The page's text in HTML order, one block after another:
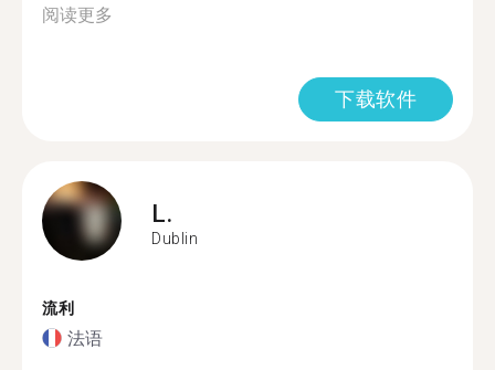
阅读更多
下载软件
L.
Dublin
流利
法语